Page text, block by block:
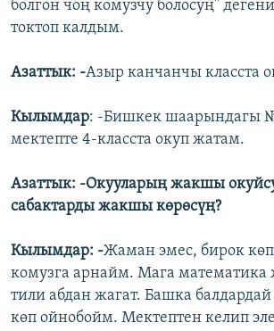
болгон чоң комузчу болосуң"
токтоп калдым.
Азаттык: -Азыр канчанчы класста
Кылымдар: -Бишкек шаарындагы
мектепте 4-класста окуп жатам.
Азаттык: -Окууларың жакшы
сабактарды жакшы көрөсүң?
Кылымдар: -Жаман эмес, бирок
комузга арнайм. Мага математика
тили абдан жагат. Башка балдардай
көп ойнобойм. Мектептен келип